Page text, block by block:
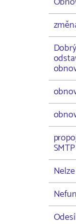
SMTP